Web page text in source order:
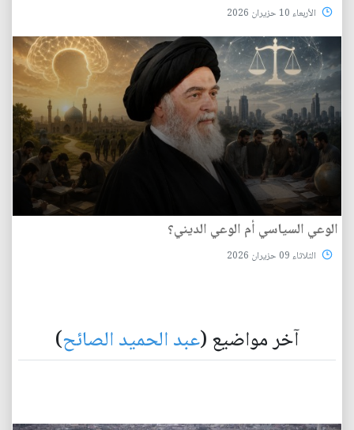
الأربعاء 10 حزيران 2026
الوعي السياسي أم الوعي الديني؟
الثلاثاء 09 حزيران 2026
آخر مواضيع (عبد الحميد الصائح)